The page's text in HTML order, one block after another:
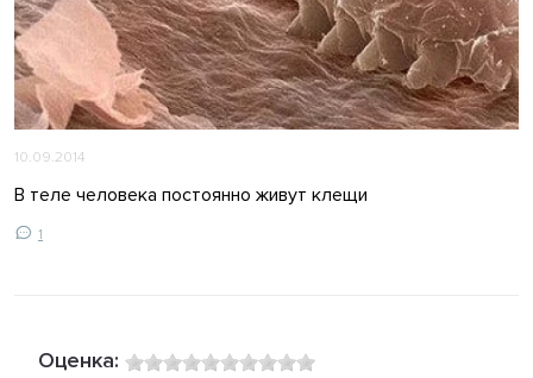
10.09.2014
В теле человека постоянно живут клещи
1
Оценка: